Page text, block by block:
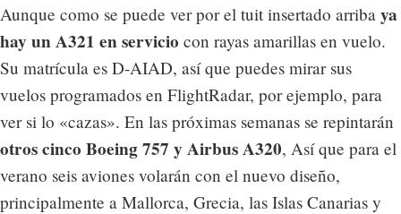
Aunque como se puede ver por el tuit insertado arriba ya
hay un A321 en servicio con rayas amarillas en vuelo.
Su matrícula es D-AIAD, así que puedes mirar sus
vuelos programados en FlightRadar, por ejemplo, para
ver si lo «cazas». En las próximas semanas se repintarán
otros cinco Boeing 757 y Airbus A320, Así que para el
verano seis aviones volarán con el nuevo diseño,
principalmente a Mallorca, Grecia, las Islas Canarias y